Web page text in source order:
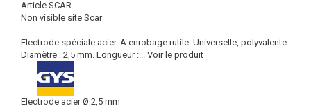
Article SCAR
Non visible site Scar
Electrode spéciale acier. A enrobage rutile. Universelle, polyvalente.
Diamètre : 2,5 mm. Longueur :... Voir le produit
Electrode acier Ø 2,5 mm